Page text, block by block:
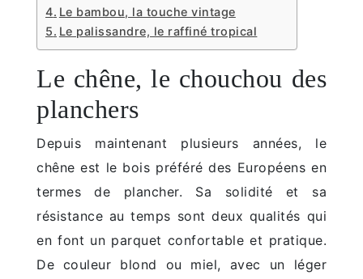
Le bambou, la touche vintage
Le palissandre, le raffiné tropical
Le chêne, le chouchou des
planchers
Depuis maintenant plusieurs années, le
chêne est le bois préféré des Européens en
termes de plancher. Sa solidité et sa
résistance au temps sont deux qualités qui
en font un parquet confortable et pratique.
De couleur blond ou miel, avec un léger